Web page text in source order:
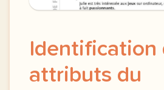
Identification
attributs du